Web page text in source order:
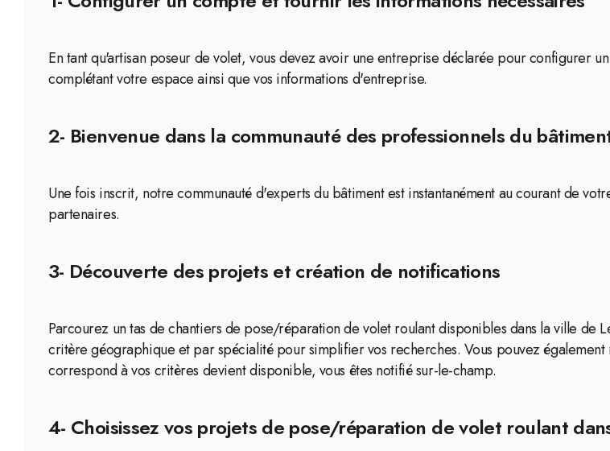
En tant qu'artisan poseur de volet, vous devez avoir une entreprise déclarée pour configurer
complétant votre espace ainsi que vos informations d'entreprise.
2- Bienvenue dans la communauté des professionnels du
Une fois inscrit, notre communauté d'experts du bâtiment est instantanément au courant de
partenaires.
3- Découverte des projets et création de notifications
Parcourez un tas de chantiers de pose/réparation de volet roulant disponibles dans la ville de
critère géographique et par spécialité pour simplifier vos recherches. Vous pouvez
correspond à vos critères devient disponible, vous êtes notifié sur-le-champ.
4- Choisissez vos projets de pose/réparation de volet roulant